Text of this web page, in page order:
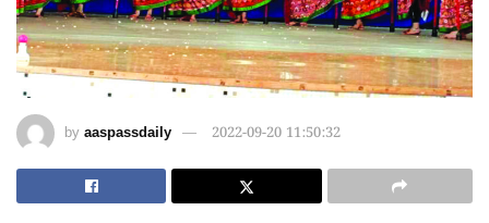
by aaspassdaily 2022-09-20 11:50:32